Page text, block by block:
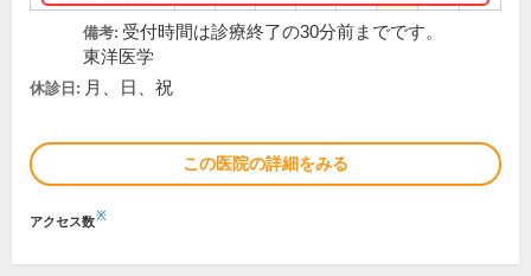
備考: 受付時間は診療終了の30分前までです。
東洋医学
休診日: 月、日、祝
この医院の詳細をみる
アクセス数※